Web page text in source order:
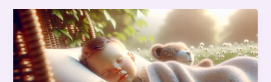
baby
overdag
laten
slapen?